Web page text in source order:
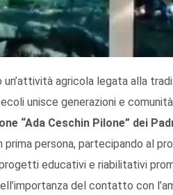
agricola legata alla
unisce generazioni e
“Ada Ceschin Pilone” dei
persona, partecipando al
progetti educativi e riabilitativi
del contatto con